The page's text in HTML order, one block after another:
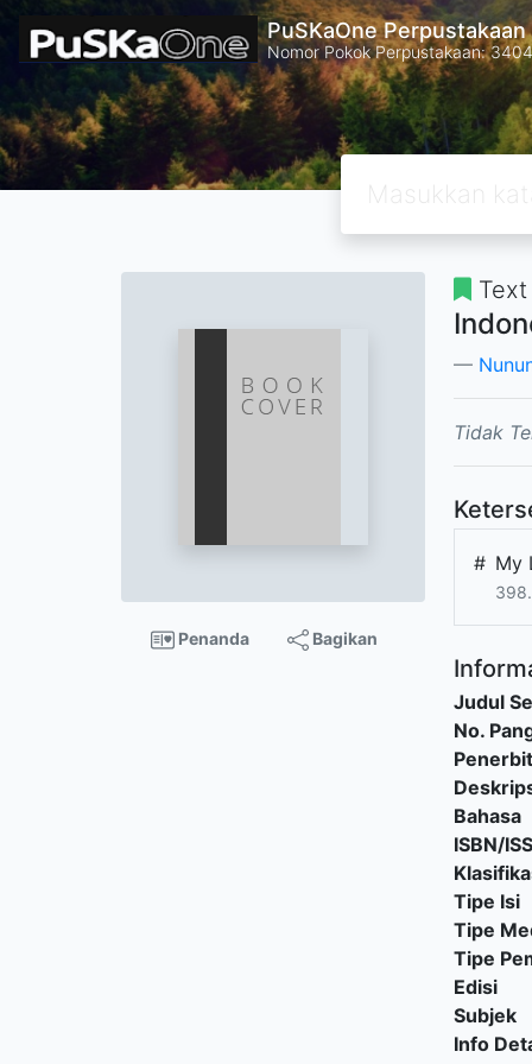
PuSKaOne
Nomor Pokok Perpustakaan:
Penanda Bagikan
Text
Tidak
# My
Judul
No.
Penerbit
Bahasa
ISBN/
Tipe Isi
Tipe
Tipe
Edisi
Subjek
Info